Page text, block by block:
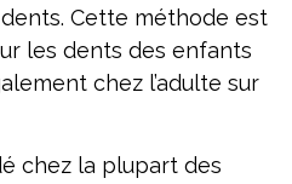
Cette méthode est
les dents des enfants
chez l’adulte sur
chez la plupart des